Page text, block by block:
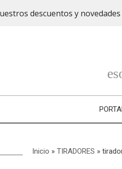
descuentos y
Inicio » TIRADORES »